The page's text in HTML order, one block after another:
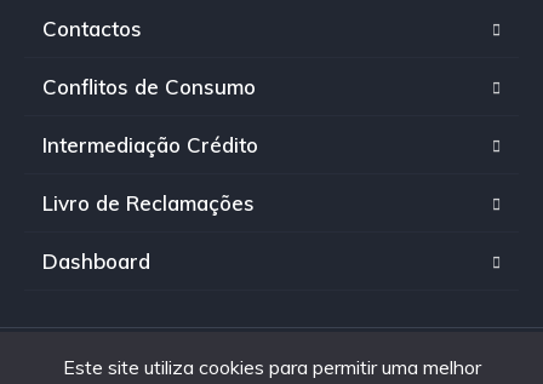
Contactos
Conflitos de Consumo
Intermediação Crédito
Livro de Reclamações
Dashboard
© 2022 INPECCAR | Todos os direitos reservados
Este site utiliza cookies para permitir uma melhor